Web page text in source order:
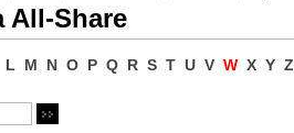
All-Share
L M N O P Q R S T U V W X Y Z